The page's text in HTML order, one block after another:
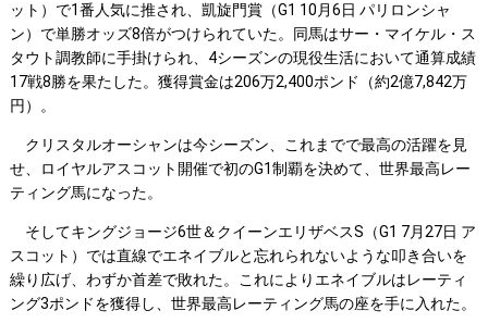
ット）で1番人気に推され、凱旋門賞（G1 10月6日 パリロンシャ
ン）で単勝オッズ8倍がつけられていた。同馬はサー・マイケル・ス
タウト調教師に手掛けられ、4シーズンの現役生活において通算成績
17戦8勝を果たした。獲得賞金は206万2,400ポンド（約2億7,842万
円）。
クリスタルオーシャンは今シーズン、これまでで最高の活躍を見
せ、ロイヤルアスコット開催で初のG1制覇を決めて、世界最高レー
ティング馬になった。
そしてキングジョージ6世＆クイーンエリザベスS（G1 7月27日 ア
スコット）では直線でエネイブルと忘れられないような叩き合いを
繰り広げ、わずか首差で敗れた。これによりエネイブルはレーティ
ング3ポンドを獲得し、世界最高レーティング馬の座を手に入れた。